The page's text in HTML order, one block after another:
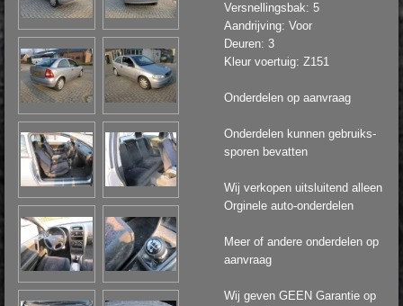
Versnellingsbak: 5
Aandrijving: Voor
Deuren: 3
Kleur voertuig: Z151
Onderdelen op aanvraag
Onderdelen kunnen gebruiks-
sporen bevatten
Wij verkopen uitsluitend alleen
Orginele auto-onderdelen
Meer of andere onderdelen op
aanvraag
Wij geven GEEN Garantie op